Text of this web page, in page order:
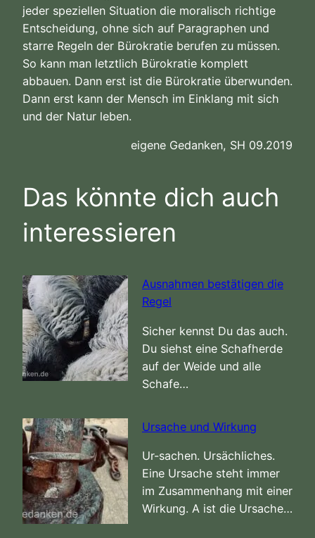
jeder speziellen Situation die moralisch richtige
Entscheidung, ohne sich auf Paragraphen und
starre Regeln der Bürokratie berufen zu müssen.
So kann man letztlich Bürokratie komplett
abbauen. Dann erst ist die Bürokratie überwunden.
Dann erst kann der Mensch im Einklang mit sich
und der Natur leben.
eigene Gedanken, SH 09.2019
Das könnte dich auch
interessieren
Ausnahmen bestätigen die
Regel
Sicher kennst Du das auch.
Du siehst eine Schafherde
auf der Weide und alle
Schafe…
Ursache und Wirkung
Ur-sachen. Ursächliches.
Eine Ursache steht immer
im Zusammenhang mit einer
Wirkung. A ist die Ursache…